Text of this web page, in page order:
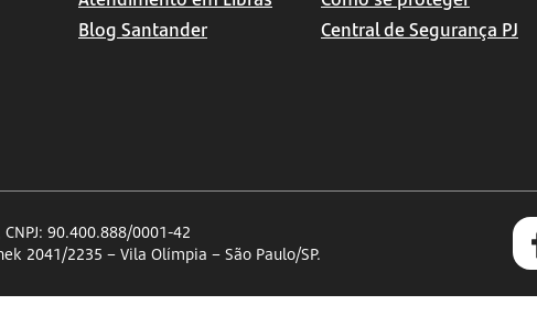
Blog Santander
Central de Segurança PJ
90.400.888/0001-42
2041/2235 – Vila Olímpia – São Paulo/SP.